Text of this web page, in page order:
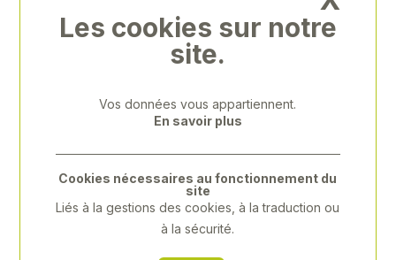
Previous
Les cookies sur notre
site.
Vos données vous appartiennent.
En savoir plus
Cookies nécessaires au fonctionnement du
site
Liés à la gestions des cookies, à la traduction ou
à la sécurité.